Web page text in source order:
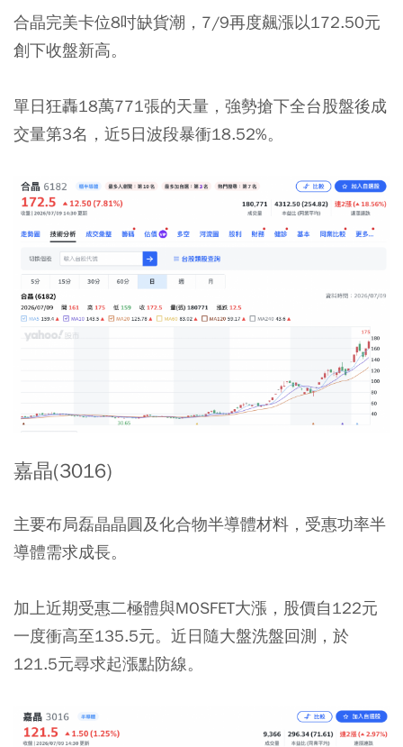
合晶完美卡位8吋缺貨潮，7/9再度飆漲以172.50元
創下收盤新高。
單日狂轟18萬771張的天量，強勢搶下全台股盤後成
交量第3名，近5日波段暴衝18.52%。
嘉晶(3016)
主要布局磊晶晶圓及化合物半導體材料，受惠功率半
導體需求成長。
加上近期受惠二極體與MOSFET大漲，股價自122元
一度衝高至135.5元。近日隨大盤洗盤回測，於
121.5元尋求起漲點防線。